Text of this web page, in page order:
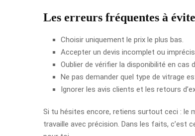
Les erreurs fréquentes à
Choisir uniquement le prix le plus bas.
Accepter un devis incomplet ou imprécis.
Oublier de vérifier la disponibilité en cas
Ne pas demander quel type de vitrage
Ignorer les avis clients et les retours
Si tu hésites encore, retiens surtout ceci : le
travaille avec précision. Dans les faits,